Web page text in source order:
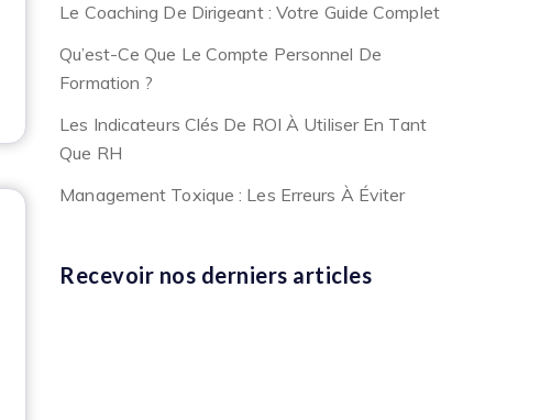
Le Coaching De Dirigeant : Votre Guide Complet
Qu’est-Ce Que Le Compte Personnel De
Formation ?
Les Indicateurs Clés De ROI À Utiliser En Tant
Que RH
Management Toxique : Les Erreurs À Éviter
Recevoir nos derniers articles